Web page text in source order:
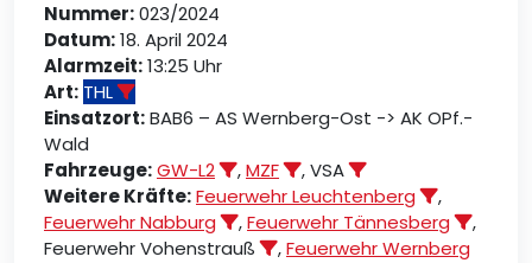
Nummer:023/2024
Datum:18. April 2024
Alarmzeit:13:25 Uhr
Art: THL
Einsatzort:BAB6 – AS Wernberg-Ost -> AK OPf.-
Wald
Fahrzeuge:GW-L2 ,MZF
, VSA
Weitere Kräfte:Feuerwehr Leuchtenberg
,
Feuerwehr Nabburg
,Feuerwehr Tännesberg
,
Feuerwehr Vohenstrauß
,Feuerwehr Wernberg